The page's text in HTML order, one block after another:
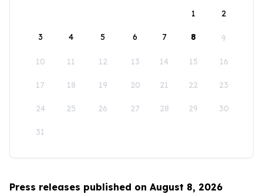
1
2
3 4 5 6 7 8 9
10 11 12 13 14 15 16
17 18 19 20 21 22 23
24 25 26 27 28 29 30
31
Press releases published on August 8, 2026